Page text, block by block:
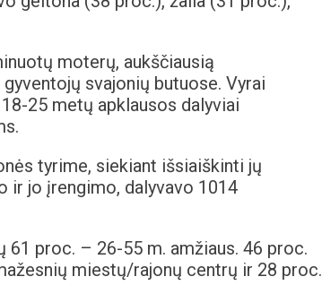
moterų, aukščiausią
svajonių butuose. Vyrai
25 metų apklausos dalyviai
tyrime, siekiant išsiaiškinti jų
ir jo įrengimo, dalyvavo 1014
61 proc. – 26-55 m. amžiaus. 46 proc.
miestų/rajonų centrų ir 28 proc.